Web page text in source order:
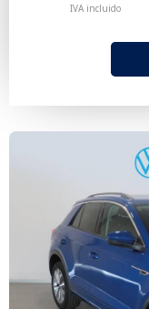
IVA incluido